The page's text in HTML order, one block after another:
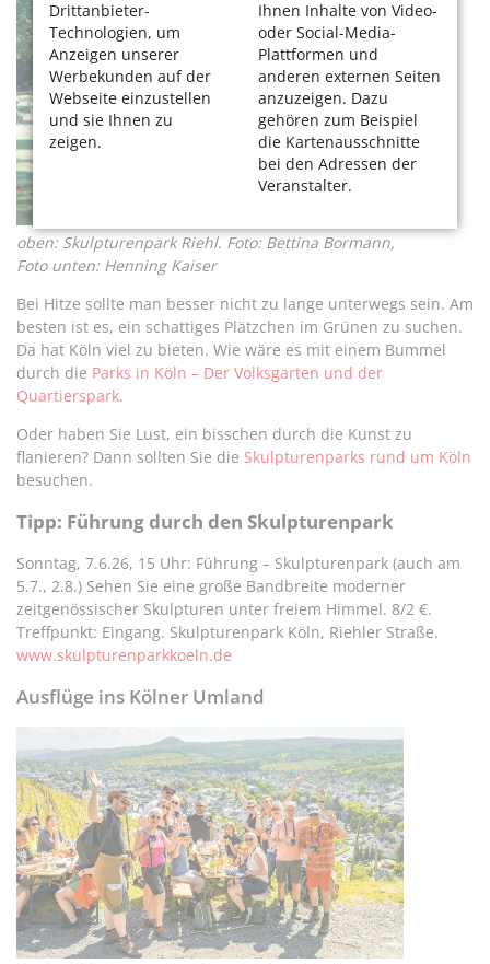
Drittanbieter-
Technologien, um
Anzeigen unserer
Werbekunden auf der
Webseite einzustellen
und sie Ihnen zu
zeigen.
Ihnen Inhalte von Video-
oder Social-Media-
Plattformen und
anderen externen Seiten
anzuzeigen. Dazu
gehören zum Beispiel
die Kartenausschnitte
bei den Adressen der
Veranstalter.
oben: Skulpturenpark Riehl. Foto: Bettina Bormann,
Foto unten: Henning Kaiser
Bei Hitze sollte man besser nicht zu lange unterwegs sein. Am
besten ist es, ein schattiges Plätzchen im Grünen zu suchen.
Da hat Köln viel zu bieten. Wie wäre es mit einem Bummel
durch die Parks in Köln – Der Volksgarten und der
Quartierspark.
Oder haben Sie Lust, ein bisschen durch die Kunst zu
flanieren? Dann sollten Sie die Skulpturenparks rund um Köln
besuchen.
Tipp: Führung durch den Skulpturenpark
Sonntag, 7.6.26, 15 Uhr: Führung – Skulpturenpark (auch am
5.7., 2.8.) Sehen Sie eine große Bandbreite moderner
zeitgenössischer Skulpturen unter freiem Himmel. 8/2 €.
Treffpunkt: Eingang. Skulpturenpark Köln, Riehler Straße.
www.skulpturenparkkoeln.de
Ausflüge ins Kölner Umland